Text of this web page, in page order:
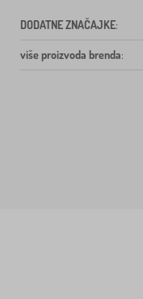
DODATNE ZNAČAJKE:
više proizvoda brenda: